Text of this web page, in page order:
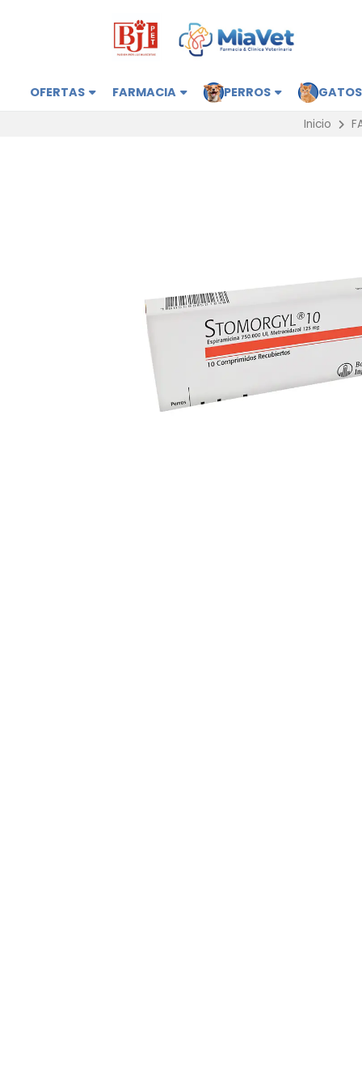
OFERTAS FARMACIA PERROS GATOS
Inicio